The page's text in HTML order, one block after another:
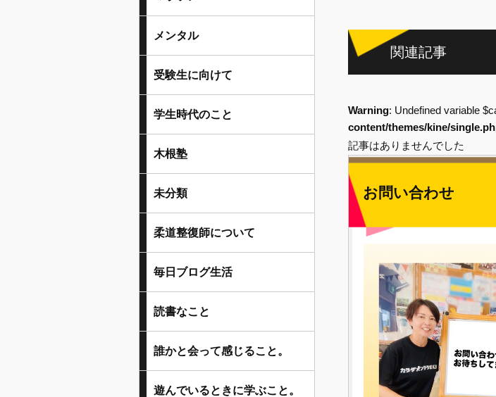
関連記事
Warning: Undefined variable
content/themes/kine/
記事はありませんでした
お問い合わせ
メンタル
受験生に向けて
学生時代のこと
木根塾
未分類
柔道整復師について
毎日ブログ生活
読書なこと
誰かと会って感じること。
遊んでいるときに学ぶこと。